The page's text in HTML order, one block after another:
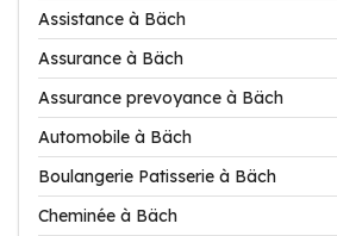
Assistance à Bäch
Assurance à Bäch
Assurance prevoyance à Bäch
Automobile à Bäch
Boulangerie Patisserie à Bäch
Cheminée à Bäch